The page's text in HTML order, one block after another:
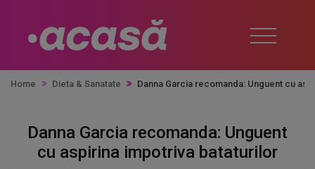
Home Dieta & Sanatate Danna Garcia recomanda: Unguent cu
Danna Garcia recomanda: Unguent
cu aspirina impotriva bataturilor